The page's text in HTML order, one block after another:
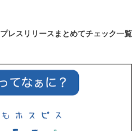
プレスリリースまとめてチェック一覧